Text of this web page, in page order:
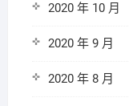
2020 年 10 月
2020 年 9 月
2020 年 8 月